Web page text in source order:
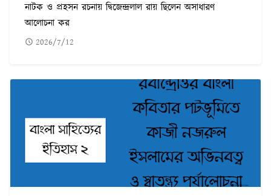
নাটক ও প্রহসন রচনায় দ্বিজেন্দ্রলাল রায় ছিলেন অসাধারণ
আলোচনা কর
2026/7/12